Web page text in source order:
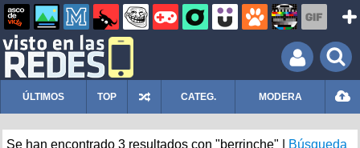
ÚLTIMOS TOP CATEG. MODERA
Se han encontrado 3 resultados con "berrinche" |
Búsqueda